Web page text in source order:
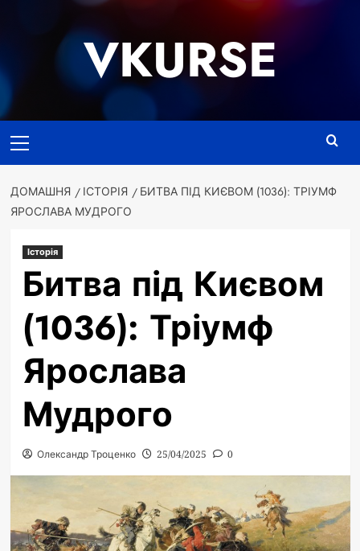
VKURSE
меню
ДОМАШНЯ ІСТОРІЯ
БИТВА ПІД КИЄВОМ (1036): ТРІУМФ
ЯРОСЛАВА МУДРОГО
Історія
Битва під Києвом
(1036): Тріумф
Ярослава
Мудрого
Олександр Троценко 25/04/2025 0